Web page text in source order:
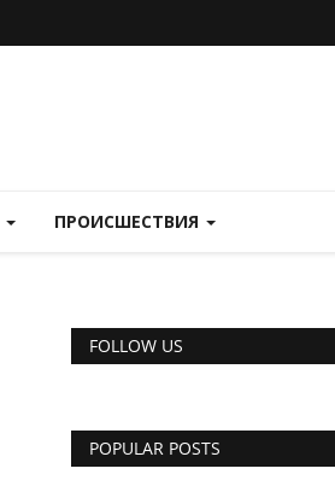
ПРОИСШЕСТВИЯ
FOLLOW US
POPULAR POSTS